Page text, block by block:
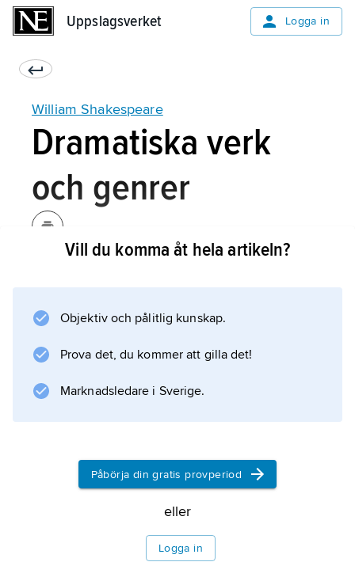
Uppslagsverket Logga in
William Shakespeare
Dramatiska verk
och genrer
under hans livstid. Även där det finns pålitliga
kvartoupplagor råder ofta osäkerhet om
uruppförandet. Två skådespelarkamrater
kallad the First Folio (se bild).
Tragedier
Information om artikeln
Vill du komma åt hela artikeln?
Objektiv och pålitlig kunskap.
Prova det, du kommer att gilla det!
Marknadsledare i Sverige.
Påbörja din gratis provperiod
eller
Logga in